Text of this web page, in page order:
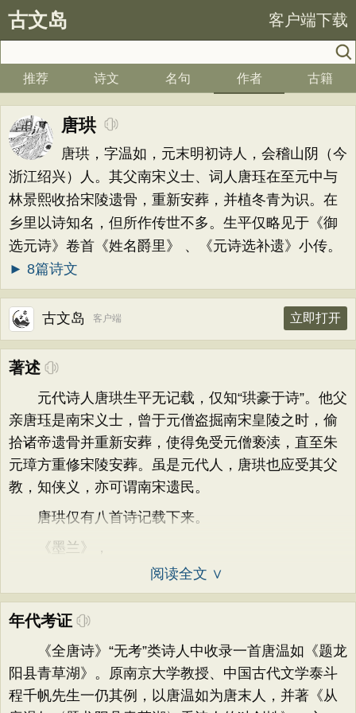
古文岛 客户端下载
推荐 诗文 名句 作者 古籍
唐珙
唐珙，字温如，元末明初诗人，会稽山阴（今
浙江绍兴）人。其父南宋义士、词人唐珏在至元中与
林景熙收拾宋陵遗骨，重新安葬，并植冬青为识。在
乡里以诗知名，但所作传世不多。生平仅略见于《御
选元诗》卷首《姓名爵里》 、《元诗选补遗》小传。
► 8篇诗文
古文岛 客户端 立即打开
著述
元代诗人唐珙生平无记载，仅知“珙豪于诗”。他父
亲唐珏是南宋义士，曾于元僧盗掘南宋皇陵之时，偷
拾诸帝遗骨并重新安葬，使得免受元僧亵渎，直至朱
元璋方重修宋陵安葬。虽是元代人，唐珙也应受其父
教，知侠义，亦可谓南宋遗民。
唐珙仅有八首诗记载下来。
《墨兰》，
阅读全文 ∨
年代考证
《全唐诗》“无考”类诗人中收录一首唐温如《题龙
阳县青草湖》。原南京大学教授、中国古代文学泰斗
程千帆先生一仍其例，以唐温如为唐末人，并著《从